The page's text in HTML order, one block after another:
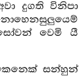
දුගති විනිපා
වෙමි යී
සන්හුන්